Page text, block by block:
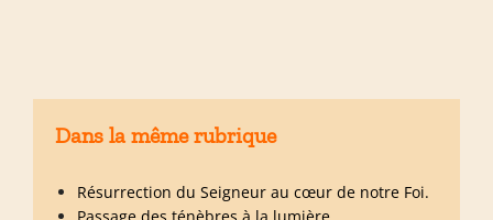
Dans la même rubrique
Résurrection du Seigneur au cœur de notre Foi.
Passage des ténèbres à la lumière